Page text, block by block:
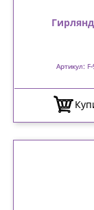
Артикул: